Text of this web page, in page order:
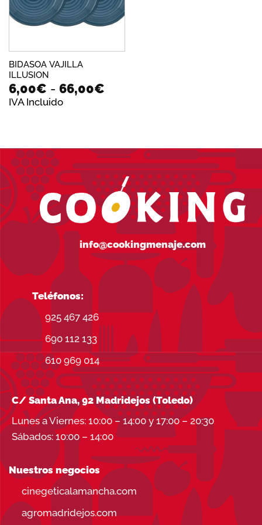
BIDASOA VAJILLA
ILLUSION
6,00€ - 66,00€Rango
hasta
66,00€
IVA Incluido
info@cookingmenaje.com
Teléfonos:
925 467 426
690 112 133
610 969 014
C/ Santa Ana, 92 Madridejos (Toledo)
Lunes a Viernes: 10:00 – 14:00 y 17:00 – 20:30
Sábados: 10:00 – 14:00
Nuestros negocios
cinegeticalamancha.com
agromadridejos.com